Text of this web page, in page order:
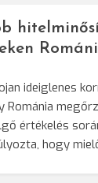
ideiglenes
Románia
értékelés
hogy